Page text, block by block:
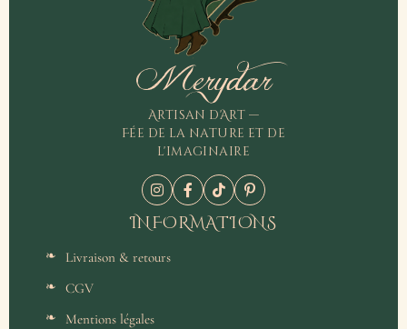
Merydar
Artisan d'Art —
Fée de la nature et de
l'imaginaire
INFORMATIONS
Livraison & retours
CGV
Mentions légales